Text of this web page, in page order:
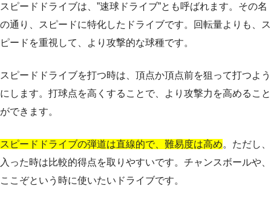
スピードドライブは、”速球ドライブ”とも呼ばれます。その名
の通り、スピードに特化したドライブです。回転量よりも、ス
ピードを重視して、より攻撃的な球種です。
スピードドライブを打つ時は、頂点か頂点前を狙って打つよう
にします。打球点を高くすることで、より攻撃力を高めること
ができます。
スピードドライブの弾道は直線的で、難易度は高め。ただし、
入った時は比較的得点を取りやすいです。チャンスボールや、
ここぞという時に使いたいドライブです。